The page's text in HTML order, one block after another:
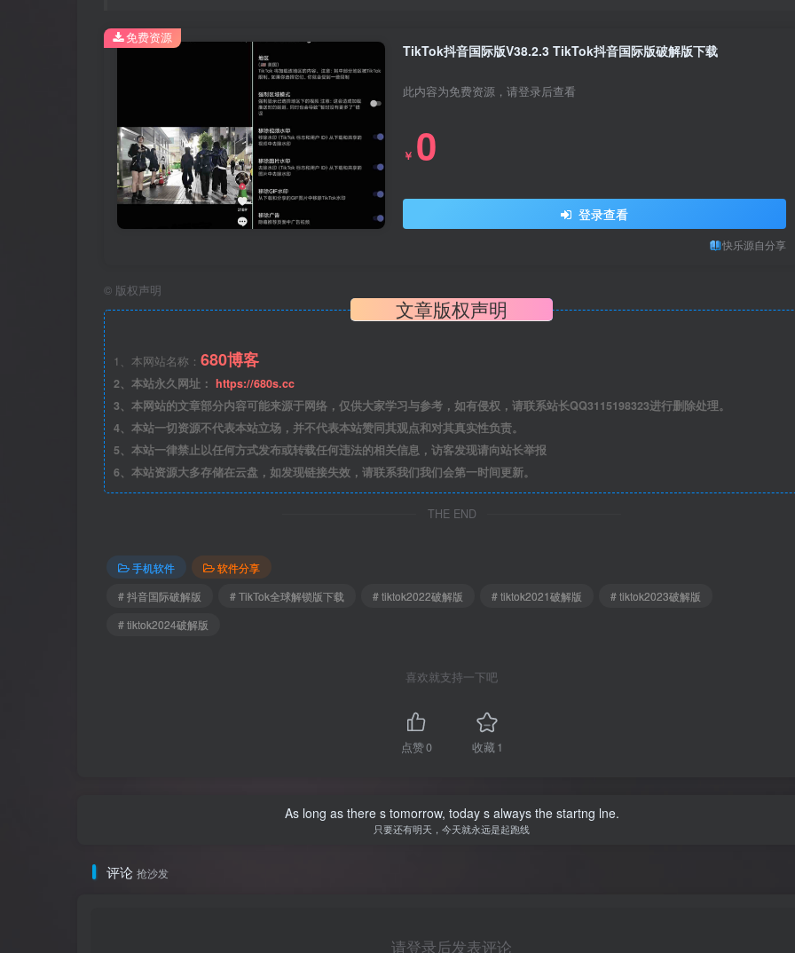
TikTok抖音国际版V38.2.3 TikTok抖音国际版破解版下载
此内容为免费资源，请登录后查看
￥ 0
登录查看
快乐源自分享
免费资源
© 版权声明
文章版权声明
1、本网站名称： 680博客
2、本站永久网址： https://680s.cc
3、本网站的文章部分内容可能来源于网络，仅供大家学习与参考，如有侵权，请联系站长QQ3115198323进行删除处理。
4、本站一切资源不代表本站立场，并不代表本站赞同其观点和对其真实性负责。
5、本站一律禁止以任何方式发布或转载任何违法的相关信息，访客发现请向站长举报
6、本站资源大多存储在云盘，如发现链接失效，请联系我们我们会第一时间更新。
THE END
手机软件
软件分享
# 抖音国际破解版
# TikTok全球解锁版下载 # tiktok2022破解版 # tiktok2021破解版
# tiktok2023破解版
# tiktok2024破解版
喜欢就支持一下吧
点赞0 收藏1
As long as there s tomorrow, today s always the startng lne.
只要还有明天，今天就永远是起跑线
评论 抢沙发
请登录后发表评论